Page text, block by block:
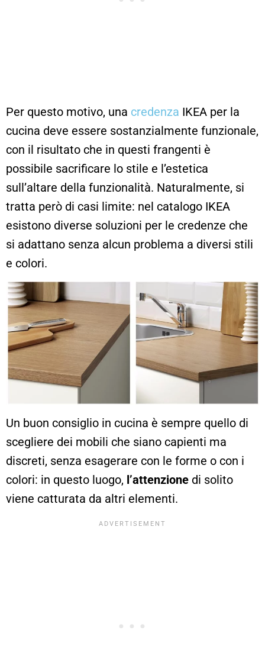
Per questo motivo, una credenza IKEA per la
cucina deve essere sostanzialmente funzionale,
con il risultato che in questi frangenti è
possibile sacrificare lo stile e l’estetica
sull’altare della funzionalità. Naturalmente, si
tratta però di casi limite: nel catalogo IKEA
esistono diverse soluzioni per le credenze che
si adattano senza alcun problema a diversi stili
e colori.
Un buon consiglio in cucina è sempre quello di
scegliere dei mobili che siano capienti ma
discreti, senza esagerare con le forme o con i
colori: in questo luogo, l’attenzione di solito
viene catturata da altri elementi.